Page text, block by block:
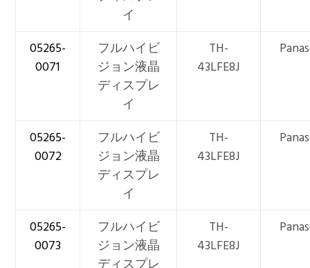
イ
05265-
0071
フルハイビ
ジョン液晶
ディスプレ
イ
TH-
43LFE8J
05265-
0072
フルハイビ
ジョン液晶
ディスプレ
イ
TH-
43LFE8J
05265-
0073
フルハイビ
ジョン液晶
TH-
43LFE8J